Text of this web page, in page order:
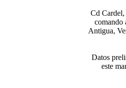
Cd
comando
Antigua,
Datos
este